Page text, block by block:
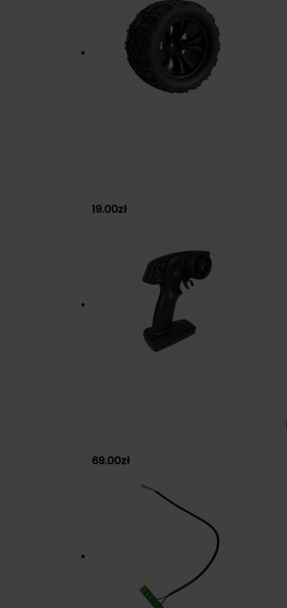
19.00zł
69.00zł